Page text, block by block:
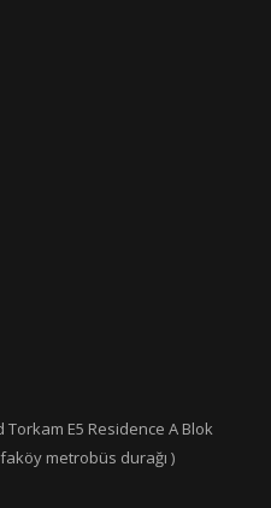
E5 Residence A Blok
metrobüs durağı )